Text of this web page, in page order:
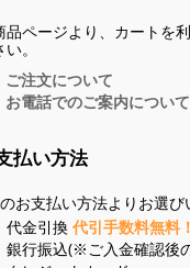
品ページより、カートを
。
ご注文について
お電話でのご案内について
払い方法
お支払い方法よりお選び
代金引換 代引手数料無料！
銀行振込(※ご入金確認後